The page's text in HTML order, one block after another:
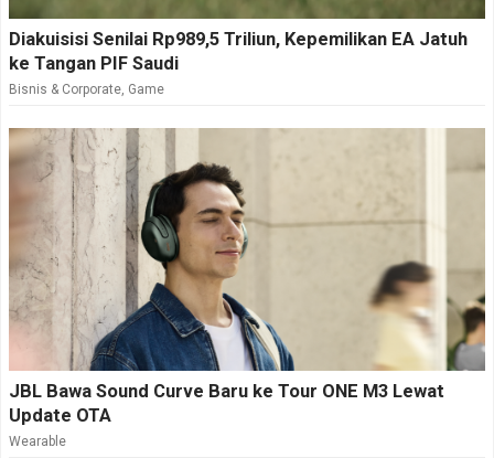
Diakuisisi Senilai Rp989,5 Triliun, Kepemilikan EA Jatuh
ke Tangan PIF Saudi
Bisnis & Corporate, Game
JBL Bawa Sound Curve Baru ke Tour ONE M3 Lewat
Update OTA
Wearable